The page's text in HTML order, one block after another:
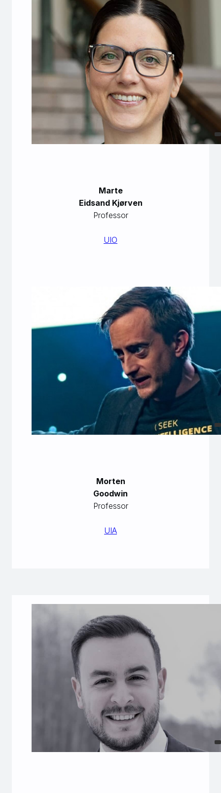
Marte
Eidsand Kjørven
Professor
UIO
Morten
Goodwin
Professor
UIA